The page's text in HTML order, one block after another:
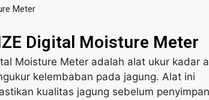
Meter
Digital Moisture Meter
Moisture Meter adalah alat ukur kadar
kelembaban pada jagung. Alat ini
kualitas jagung sebelum